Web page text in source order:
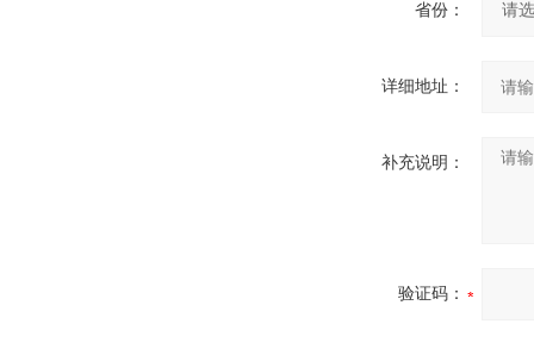
省份：
详细地址：
补充说明：
验证码：